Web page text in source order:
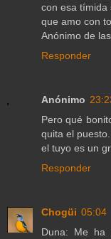
con esa tímida
que amo con
Anónimo de
Responder
Anónimo
Pero qué
quita el
el tuyo es un
Responder
Chogüi 05:04
Duna: Me ha